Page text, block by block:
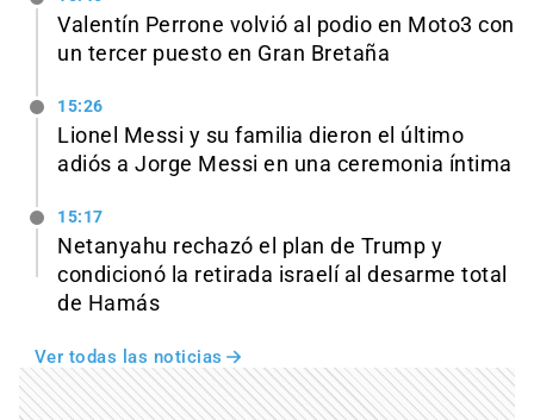
Valentín Perrone volvió al podio en Moto3 con
un tercer puesto en Gran Bretaña
15:26
Lionel Messi y su familia dieron el último
adiós a Jorge Messi en una ceremonia íntima
15:17
Netanyahu rechazó el plan de Trump y
condicionó la retirada israelí al desarme total
de Hamás
Ver todas las noticias